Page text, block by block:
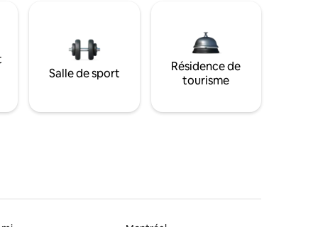
Salle de sport
Résidence de
tourisme